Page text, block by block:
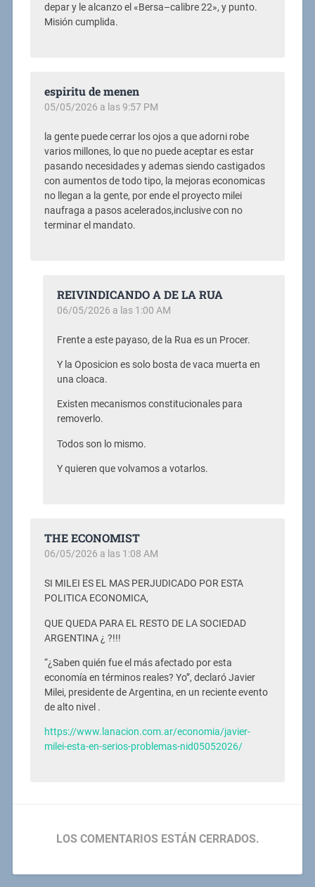
depar y le alcanzo el «Bersa–calibre 22», y punto.
Misión cumplida.
espiritu de menen
05/05/2026 a las 9:57 PM
la gente puede cerrar los ojos a que adorni robe
varios millones, lo que no puede aceptar es estar
pasando necesidades y ademas siendo castigados
con aumentos de todo tipo, la mejoras economicas
no llegan a la gente, por ende el proyecto milei
naufraga a pasos acelerados,inclusive con no
terminar el mandato.
REIVINDICANDO A DE LA RUA
06/05/2026 a las 1:00 AM
Frente a este payaso, de la Rua es un Procer.
Y la Oposicion es solo bosta de vaca muerta en
una cloaca.
Existen mecanismos constitucionales para
removerlo.
Todos son lo mismo.
Y quieren que volvamos a votarlos.
THE ECONOMIST
06/05/2026 a las 1:08 AM
SI MILEI ES EL MAS PERJUDICADO POR ESTA
POLITICA ECONOMICA,
QUE QUEDA PARA EL RESTO DE LA SOCIEDAD
ARGENTINA ¿ ?!!!
“¿Saben quién fue el más afectado por esta
economía en términos reales? Yo”, declaró Javier
Milei, presidente de Argentina, en un reciente evento
de alto nivel .
https://www.lanacion.com.ar/economia/javier-
milei-esta-en-serios-problemas-nid05052026/
LOS COMENTARIOS ESTÁN CERRADOS.